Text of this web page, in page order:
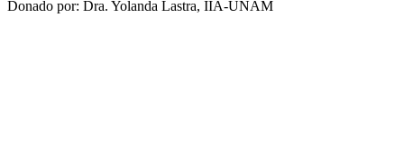
Donado por: Dra. Yolanda Lastra, IIA-UNAM